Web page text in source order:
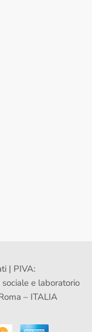
| PIVA:
e laboratorio
– ITALIA